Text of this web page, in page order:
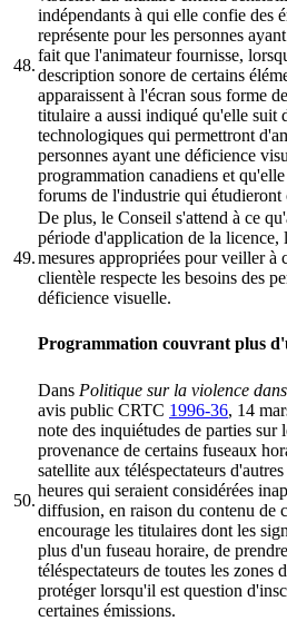
48.
indépendants à qui elle confie des
représente pour les personnes
fait que l'animateur fournisse,
description sonore de certains
apparaissent à l'écran sous forme
titulaire a aussi indiqué qu'elle suit
technologiques qui permettront
personnes ayant une déficience
programmation canadiens et
forums de l'industrie qui étudieront
49.
De plus, le Conseil s'attend à ce
période d'application de la licence,
mesures appropriées pour veiller à
clientèle respecte les besoins des
déficience visuelle.
Programmation couvrant plus
50.
Dans Politique sur la violence
avis public CRTC 1996-36, 14
note des inquiétudes de parties sur
provenance de certains fuseaux
satellite aux téléspectateurs
heures qui seraient considérées
diffusion, en raison du contenu de
encourage les titulaires dont les
plus d'un fuseau horaire, de
téléspectateurs de toutes les zones
protéger lorsqu'il est question
certaines émissions.